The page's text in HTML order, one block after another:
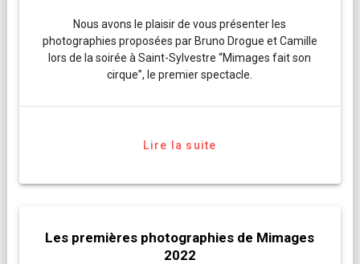
Nous avons le plaisir de vous présenter les
photographies proposées par Bruno Drogue et Camille
lors de la soirée à Saint-Sylvestre “Mimages fait son
cirque”, le premier spectacle.
Lire la suite
Les premières photographies de Mimages
2022